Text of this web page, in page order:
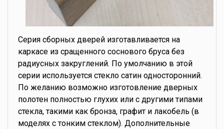
Серия сборных дверей изготавливается на
каркасе из сращенного соснового бруса без
радиусных закруглений. По умолчанию в этой
серии используется стекло сатин односторонний.
По желанию возможно изготовление дверных
полотен полностью глухих или с другими типами
стекла, такими как бронза, графит и лакобель (в
моделях с тонким стеклом). Дополнительные